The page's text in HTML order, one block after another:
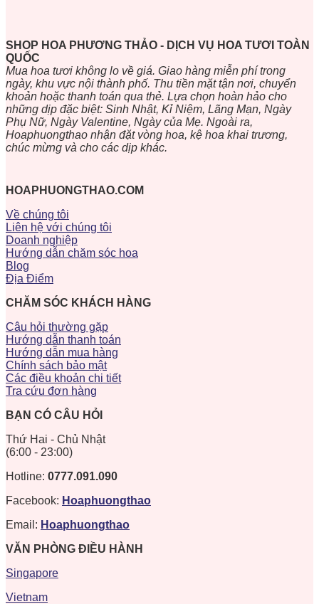
SHOP HOA PHƯƠNG THẢO - DỊCH VỤ HOA TƯƠI TOÀN
QUỐC
Mua hoa tươi không lo về giá. Giao hàng miễn phí trong
ngày, khu vực nội thành phố. Thu tiền mặt tận nơi, chuyển
khoản hoặc thanh toán qua thẻ. Lựa chọn hoàn hảo cho
những dịp đặc biệt: Sinh Nhật, Kỉ Niệm, Lãng Mạn, Ngày
Phụ Nữ, Ngày Valentine, Ngày của Mẹ. Ngoài ra,
Hoaphuongthao nhận đặt vòng hoa, kệ hoa khai trương,
chúc mừng và cho các dịp khác.
HOAPHUONGTHAO.COM
Về chúng tôi
Liên hệ với chúng tôi
Doanh nghiệp
Hướng dẫn chăm sóc hoa
Blog
Địa Điểm
CHĂM SÓC KHÁCH HÀNG
Câu hỏi thường gặp
Hướng dẫn thanh toán
Hướng dẫn mua hàng
Chính sách bảo mật
Các điều khoản chi tiết
Tra cứu đơn hàng
BẠN CÓ CÂU HỎI
Thứ Hai - Chủ Nhật
(6:00 - 23:00)
Hotline: 0777.091.090
Facebook: Hoaphuongthao
Email: Hoaphuongthao
VĂN PHÒNG ĐIỀU HÀNH
Singapore
Vietnam